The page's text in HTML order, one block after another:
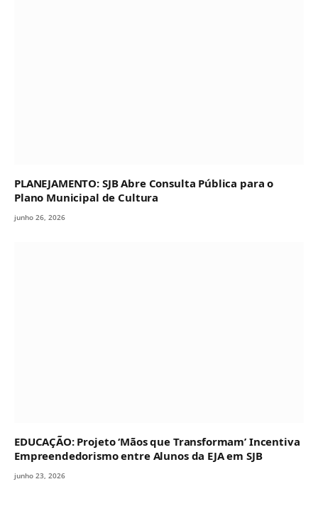
PLANEJAMENTO: SJB Abre Consulta Pública para o
Plano Municipal de Cultura
junho 26, 2026
EDUCAÇÃO: Projeto ‘Mãos que Transformam’ Incentiva
Empreendedorismo entre Alunos da EJA em SJB
junho 23, 2026